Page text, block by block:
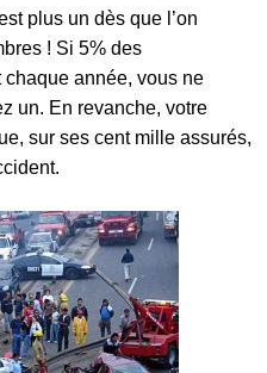
plus un dès que l’on
! Si 5% des
année, vous ne
un. En revanche, votre
sur ses cent mille assurés,